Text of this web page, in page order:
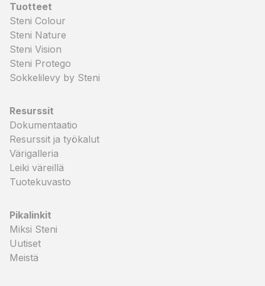
Tuotteet
Steni Colour
Steni Nature
Steni Vision
Steni Protego
Sokkelilevy by Steni
Resurssit
Dokumentaatio
Resurssit ja työkalut
Värigalleria
Leiki väreillä
Tuotekuvasto
Pikalinkit
Miksi Steni
Uutiset
Meistä